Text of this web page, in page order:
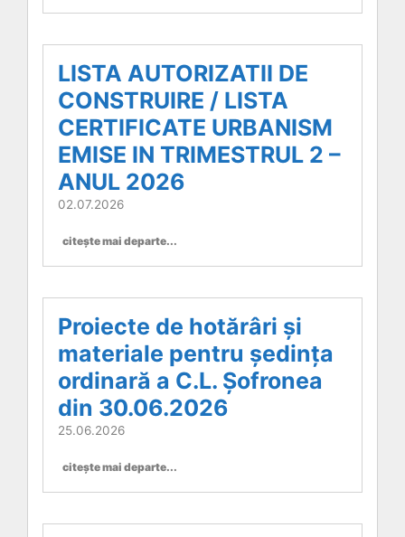
LISTA AUTORIZATII DE
CONSTRUIRE / LISTA
CERTIFICATE URBANISM
EMISE IN TRIMESTRUL 2 –
ANUL 2026
02.07.2026
citește mai departe...
Proiecte de hotărâri și
materiale pentru ședința
ordinară a C.L. Șofronea
din 30.06.2026
25.06.2026
citește mai departe...